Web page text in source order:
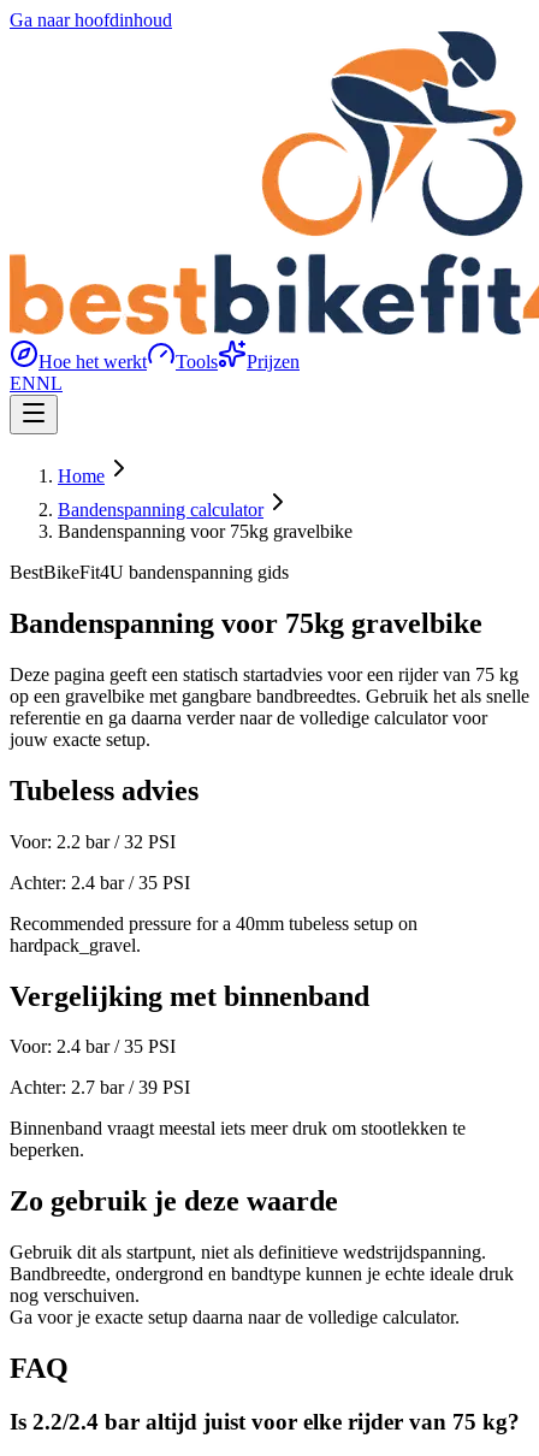
Ga naar hoofdinhoud
Hoe het werkt Tools
Prijzen
ENNL
Home
Bandenspanning calculator
Bandenspanning voor 75kg gravelbike
BestBikeFit4U bandenspanning gids
Bandenspanning voor 75kg gravelbike
Deze pagina geeft een statisch startadvies voor een rijder van 75 kg
op een gravelbike met gangbare bandbreedtes. Gebruik het als snelle
referentie en ga daarna verder naar de volledige calculator voor
jouw exacte setup.
Tubeless advies
Voor: 2.2 bar /32 PSI
Achter: 2.4 bar /35 PSI
Recommended pressure for a 40mm tubeless setup on
hardpack_gravel.
Vergelijking met binnenband
Voor: 2.4 bar /35 PSI
Achter: 2.7 bar /39 PSI
Binnenband vraagt meestal iets meer druk om stootlekken te
beperken.
Zo gebruik je deze waarde
Gebruik dit als startpunt, niet als definitieve wedstrijdspanning.
Bandbreedte, ondergrond en bandtype kunnen je echte ideale druk
nog verschuiven.
Ga voor je exacte setup daarna naar de volledige calculator.
FAQ
Is 2.2/2.4 bar altijd juist voor elke rijder van 75 kg?